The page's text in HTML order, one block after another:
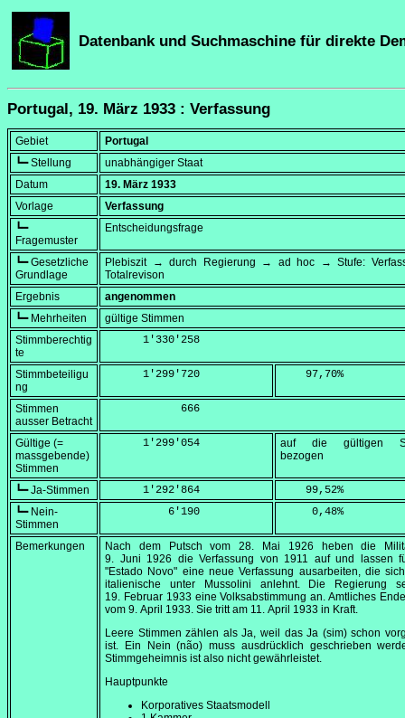
Datenbank und Suchmaschine für direkte
Portugal, 19. März 1933 : Verfassung
Gebiet
Portugal
┗━ Stellung
unabhängiger Staat
Datum
19. März 1933
Vorlage
Verfassung
┗━
Fragemuster
Entscheidungsfrage
┗━ Gesetzliche
Grundlage
Plebiszit → durch Regierung → ad hoc → Stufe:
Totalrevison
Ergebnis
angenommen
┗━ Mehrheiten
gültige Stimmen
Stimmberechtig
te
      1'330'258
Stimmbeteiligu
ng
      1'299'720
    97,70
%
Stimmen
ausser Betracht
            666
Gültige (=
massgebende)
Stimmen
      1'299'054
auf die gültigen
bezogen
┗━ Ja-Stimmen
      1'292'864
    99,52
%
┗━ Nein-
Stimmen
          6'190
     0,48
%
Bemerkungen Nach dem Putsch vom28. Mai 1926 heben die
9. Juni 1926 die Verfassung von 1911 auf und lassen
"Estado Novo" eine neue Verfassung ausarbeiten, die
italienische unter Mussolini anlehnt. Die Regierung
19. Februar 1933eine Volksabstimmung an. Amtliches
vom 9. April 1933. Sie tritt am 11. April 1933 in Kraft.
Leere Stimmen zählen als Ja, weil das Ja (sim) schon
ist. Ein Nein (não) muss ausdrücklich geschrieben
Stimmgeheimnis ist also nicht gewährleistet.
Hauptpunkte
Korporatives Staatsmodell